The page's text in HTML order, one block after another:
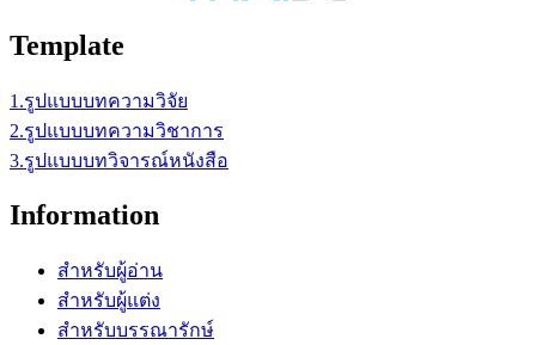
Template
1.รูปแบบบทความวิจัย
2.รูปแบบบทความวิชาการ
3.รูปแบบบทวิจารณ์หนังสือ
Information
สำหรับผู้อ่าน
สำหรับผู้แต่ง
สำหรับบรรณารักษ์